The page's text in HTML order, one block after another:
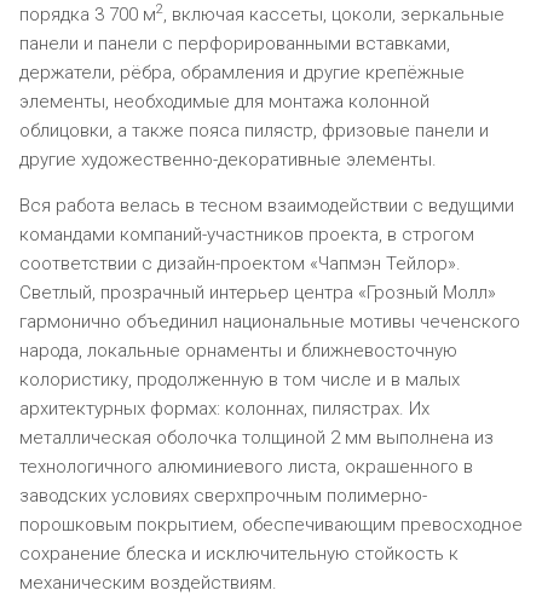
порядка 3 700 м2, включая кассеты, цоколи, зеркальные
панели и панели с перфорированными вставками,
держатели, рёбра, обрамления и другие крепёжные
элементы, необходимые для монтажа колонной
облицовки, а также пояса пилястр, фризовые панели и
другие художественно-декоративные элементы.
Вся работа велась в тесном взаимодействии с ведущими
командами компаний-участников проекта, в строгом
соответствии с дизайн-проектом «Чапмэн Тейлор».
Светлый, прозрачный интерьер центра «Грозный Молл»
гармонично объединил национальные мотивы чеченского
народа, локальные орнаменты и ближневосточную
колористику, продолженную в том числе и в малых
архитектурных формах: колоннах, пилястрах. Их
металлическая оболочка толщиной 2 мм выполнена из
технологичного алюминиевого листа, окрашенного в
заводских условиях сверхпрочным полимерно-
порошковым покрытием, обеспечивающим превосходное
сохранение блеска и исключительную стойкость к
механическим воздействиям.